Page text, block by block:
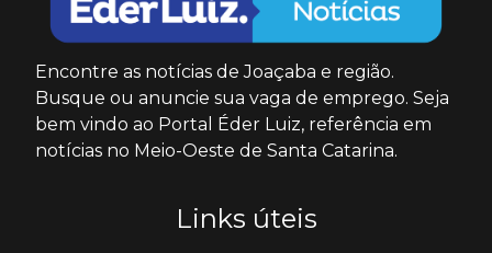
Encontre as notícias de Joaçaba e região.
Busque ou anuncie sua vaga de emprego. Seja
bem vindo ao Portal Éder Luiz, referência em
notícias no Meio-Oeste de Santa Catarina.
Links úteis